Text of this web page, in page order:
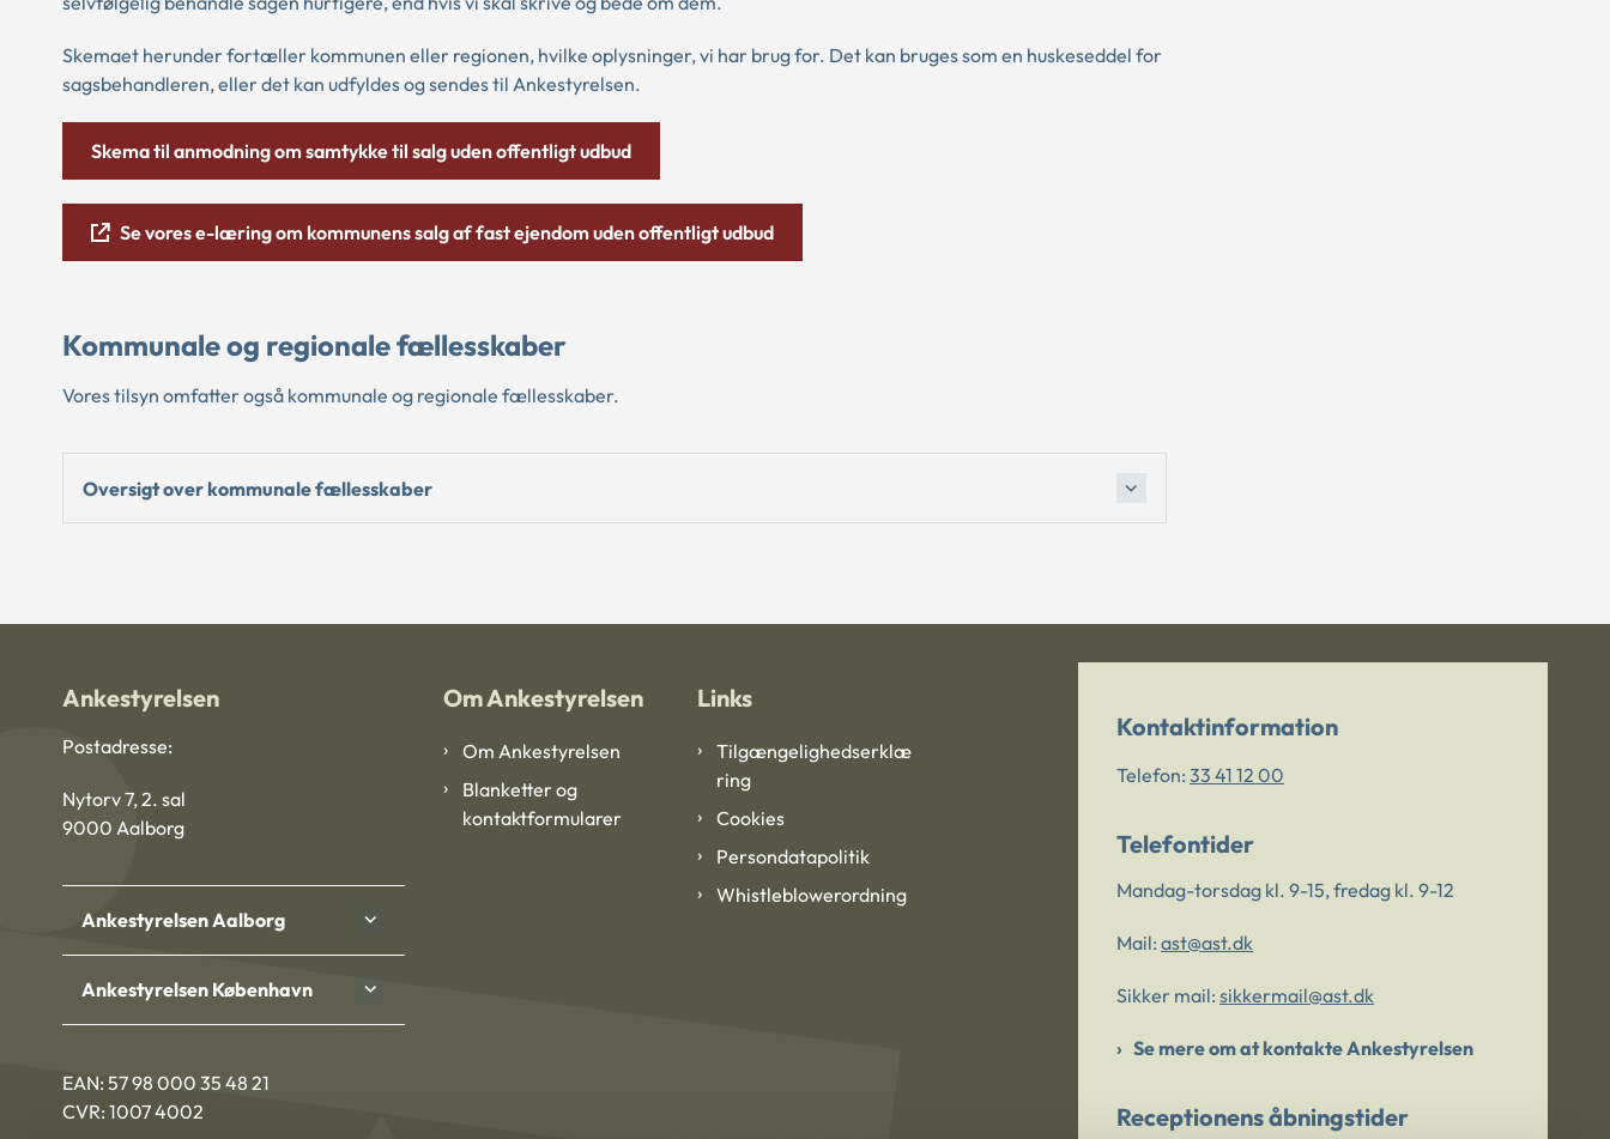
Skemaet herunder fortæller kommunen eller regionen, hvilke oplysninger, vi har brug for. Det kan bruges som en huskeseddel for
sagsbehandleren, eller det kan udfyldes og sendes til Ankestyrelsen.
Skema til anmodning om samtykke til salg uden offentligt udbud
Se vores e-læring om kommunens salg af fast ejendom uden offentligt udbud
Kommunale og regionale fællesskaber
Vores tilsyn omfatter også kommunale og regionale fællesskaber.
Oversigt over kommunale fællesskaber
Ankestyrelsen
Postadresse:
Nytorv 7, 2. sal
9000 Aalborg
Ankestyrelsen Aalborg
Ankestyrelsen København
EAN: 57 98 000 35 48 21
CVR: 1007 4002
Om Ankestyrelsen
Om Ankestyrelsen
Blanketter og
kontaktformularer
Links
Tilgængelighedserklæ
ring
Cookies
Persondatapolitik
Whistleblowerordning
Kontaktinformation
Telefon: 33 41 12 00
Telefontider
Mandag-torsdag kl. 9-15, fredag kl. 9-12
Mail: ast@ast.dk
Sikker mail: sikkermail@ast.dk
Se mere om at kontakte Ankestyrelsen
Receptionens åbningstider